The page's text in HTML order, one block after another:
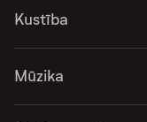
Kustība
Mūzika